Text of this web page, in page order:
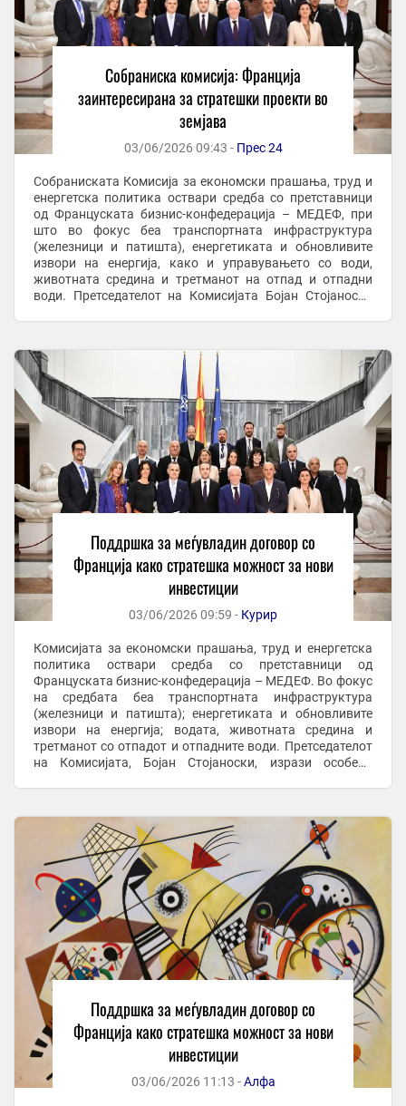
Собраниска комисија: Франција
заинтересирана за стратешки проекти во
земјава
03/06/2026 09:43 - Прес 24
Собраниската Комисија за економски прашања, труд и
енергетска политика оствари средба со претставници
од Француската бизнис-конфедерација – МЕДЕФ, при
што во фокус беа транспортната инфраструктура
(железници и патишта), енергетиката и обновливите
извори на енергија, како и управувањето со води,
животната средина и третманот на отпад и отпадни
води. Претседателот на Комисијата Бојан Стојаноски
Поддршка за меѓувладин договор со
Франција како стратешка можност за нови
инвестиции
03/06/2026 09:59 - Курир
Комисијата за економски прашања, труд и енергетска
политика оствари средба со претставници од
Француската бизнис-конфедерација – МЕДЕФ. Во фокус
на средбата беа транспортната инфраструктура
(железници и патишта); енергетиката и обновливите
извори на енергија; водата, животната средина и
третманот со отпадот и отпадните води. Претседателот
на Комисијата, Бојан Стојаноски, изрази особено
Поддршка за меѓувладин договор со
Франција како стратешка можност за нови
инвестиции
03/06/2026 11:13 -Алфа